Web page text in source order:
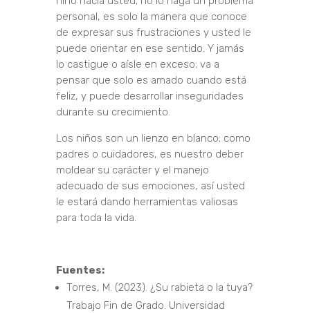
personal, es solo la manera que conoce
de expresar sus frustraciones y usted le
puede orientar en ese sentido. Y jamás
lo castigue o aísle en exceso; va a
pensar que solo es amado cuando está
feliz, y puede desarrollar inseguridades
durante su crecimiento.
Los niños son un lienzo en blanco; como
padres o cuidadores, es nuestro deber
moldear su carácter y el manejo
adecuado de sus emociones, así usted
le estará dando herramientas valiosas
para toda la vida.
Fuentes:
Torres, M. (2023). ¿Su rabieta o la tuya?
Trabajo Fin de Grado. Universidad